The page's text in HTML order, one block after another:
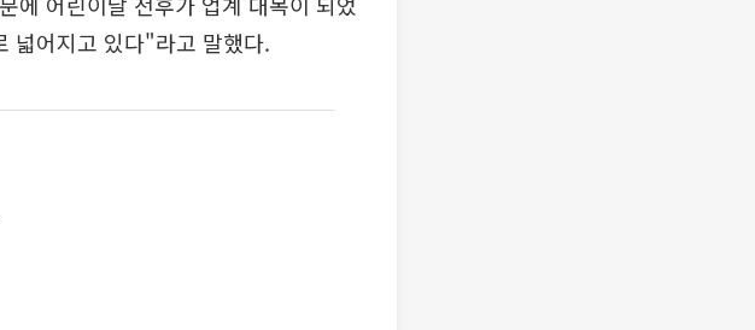
넓어지고 있다"라고 말했다.